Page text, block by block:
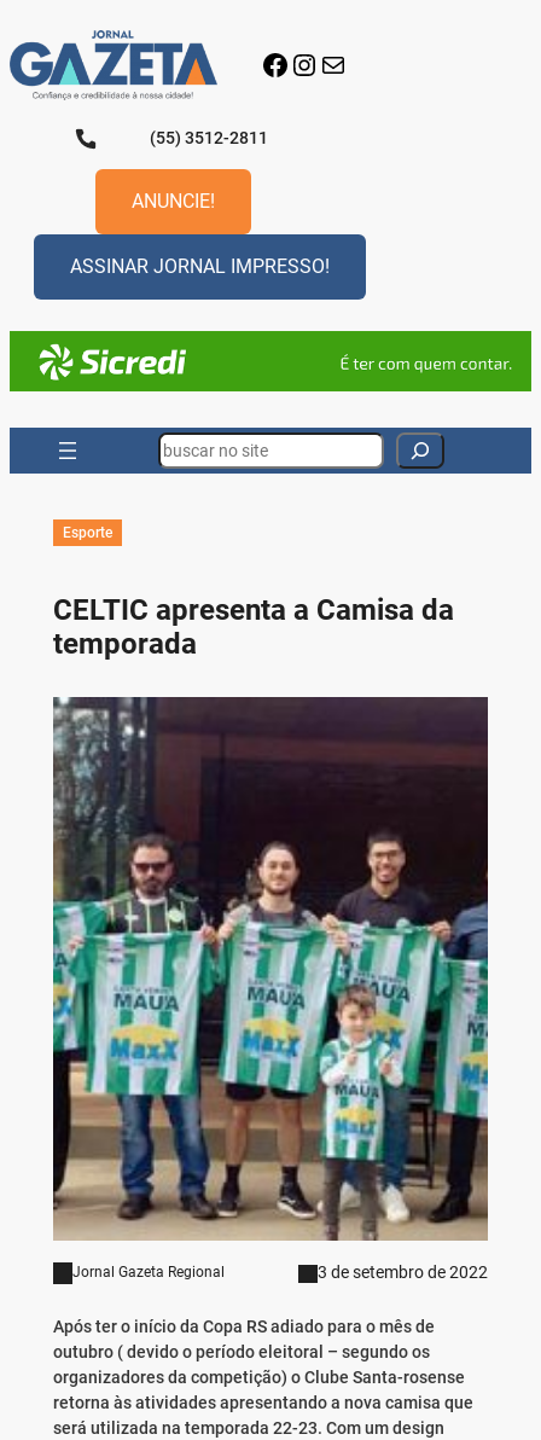
para
o
conteúdo
Facebook
Instagram
E-mail
(55) 3512-2811
ANUNCIE!
ASSINAR JORNAL IMPRESSO!
Search
Esporte
CELTIC apresenta a Camisa da
temporada
Jornal Gazeta Regional 3 de setembro de 2022
Após ter o início da Copa RS adiado para o mês de
outubro ( devido o período eleitoral – segundo os
organizadores da competição) o Clube Santa-rosense
retorna às atividades apresentando a nova camisa que
será utilizada na temporada 22-23. Com um design